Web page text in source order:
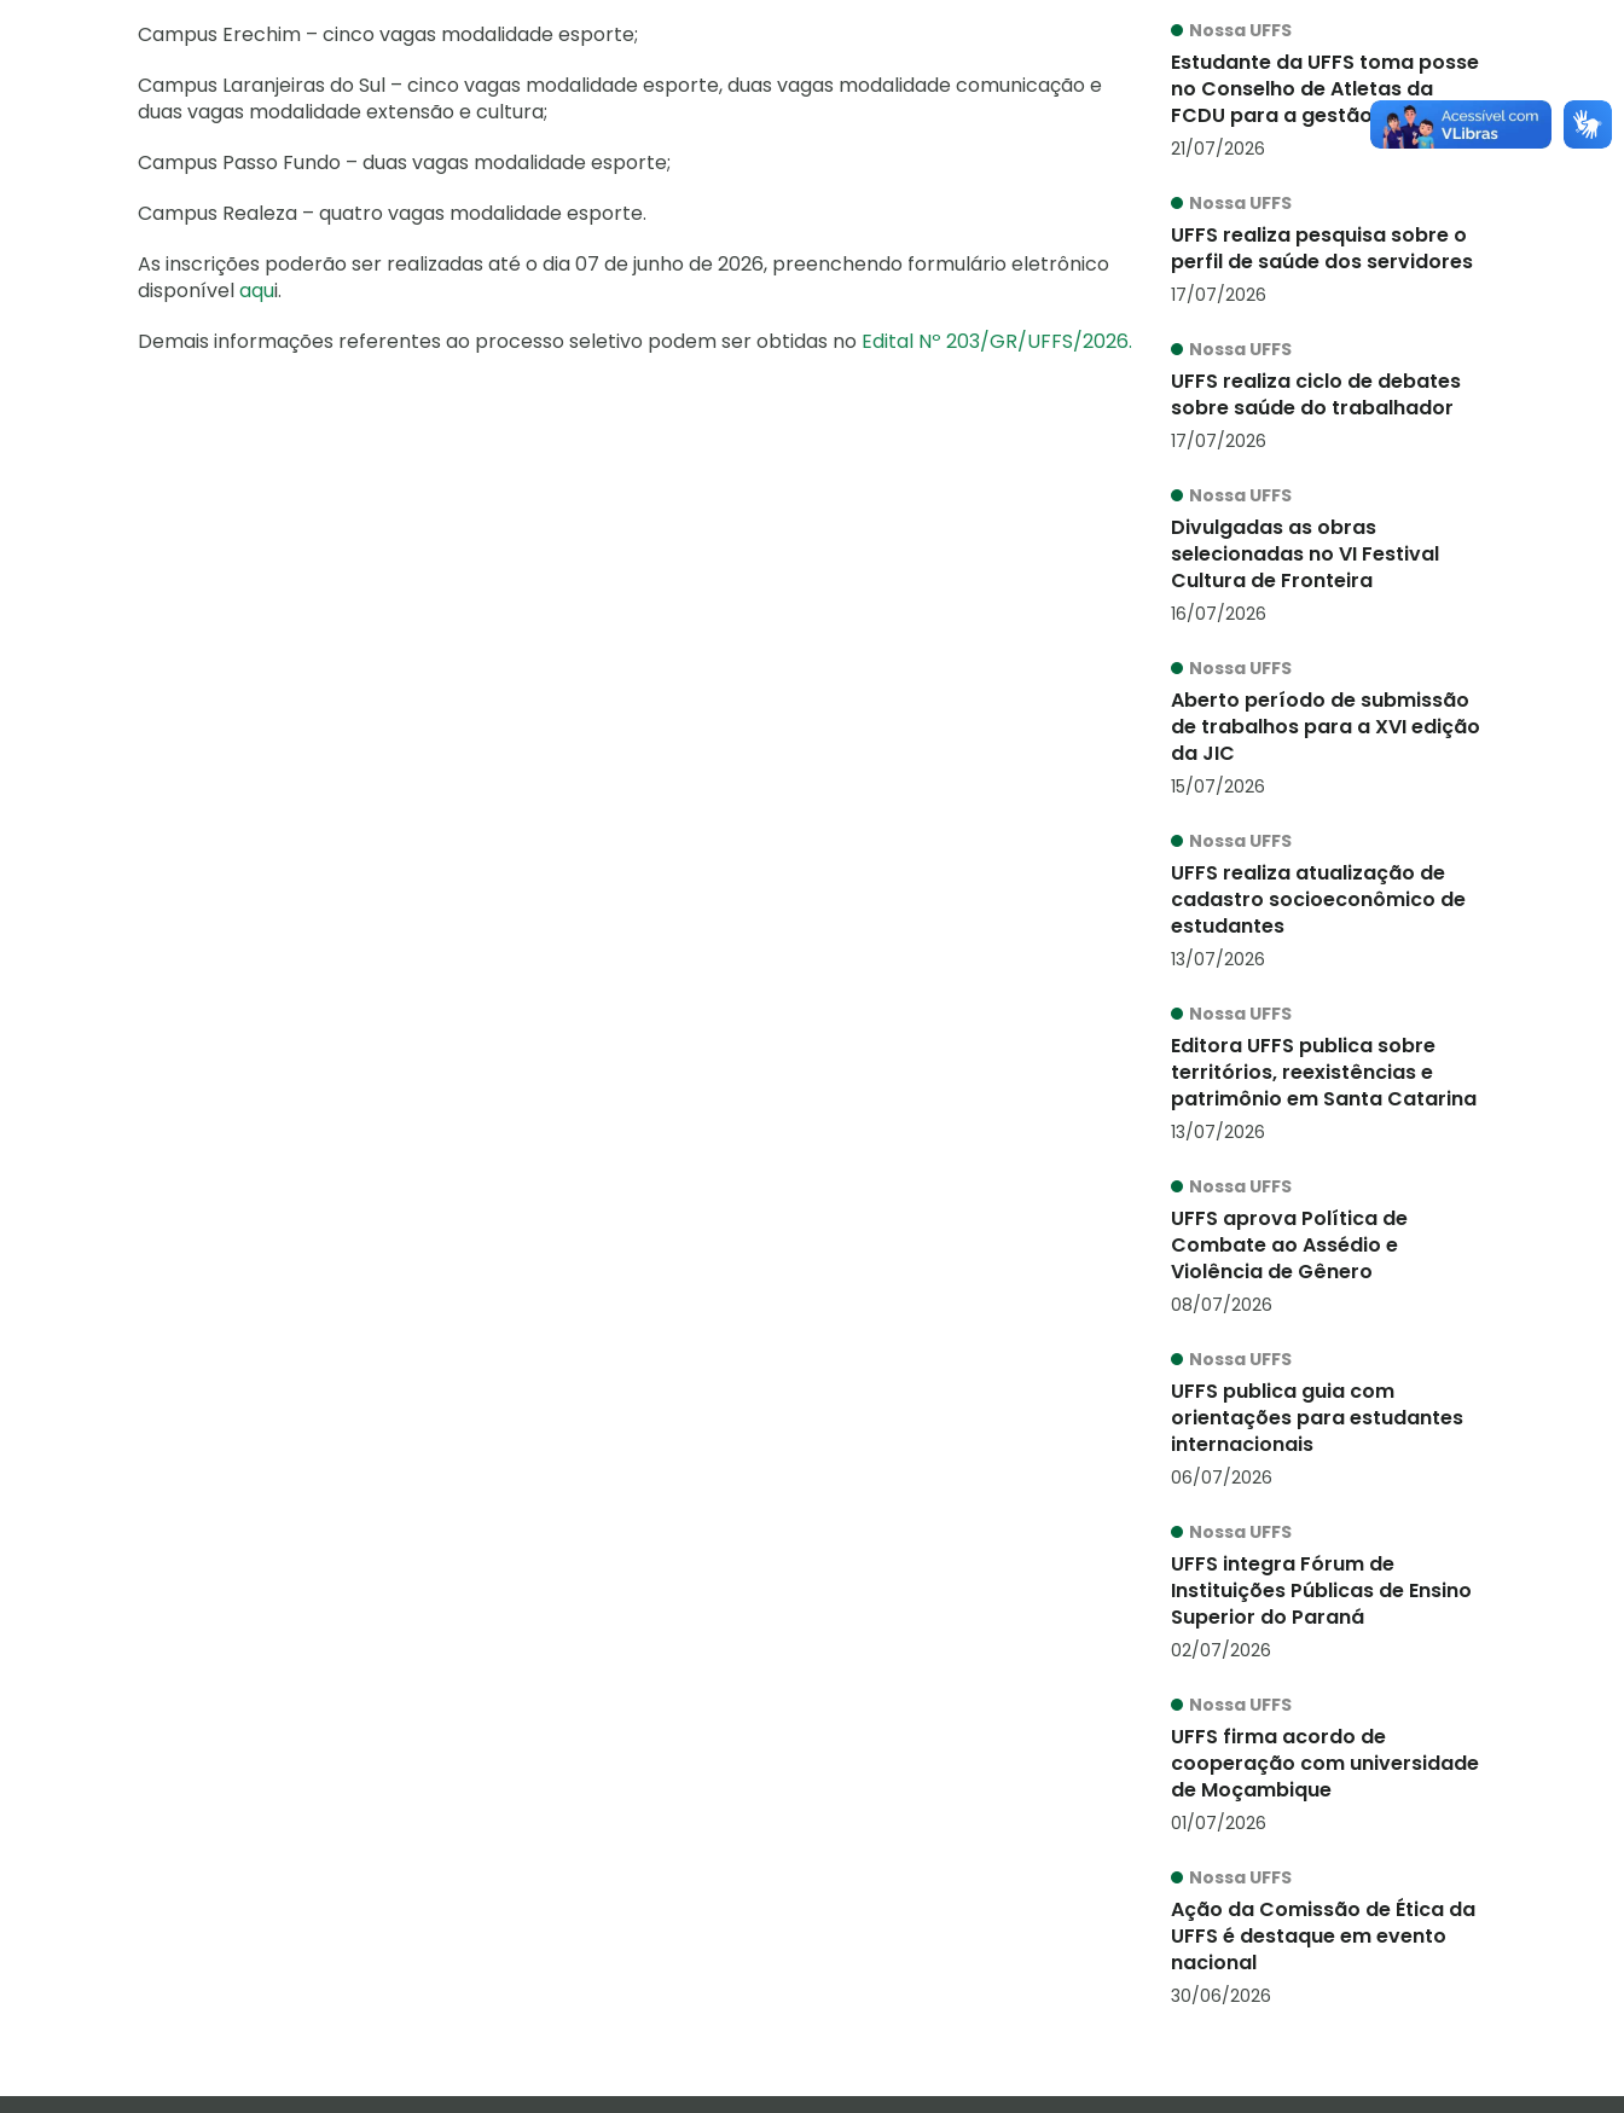
Campus Erechim – cinco vagas modalidade esporte;
Campus Laranjeiras do Sul – cinco vagas modalidade esporte, duas vagas modalidade comunicação e
duas vagas modalidade extensão e cultura;
Campus Passo Fundo – duas vagas modalidade esporte;
Campus Realeza – quatro vagas modalidade esporte.
As inscrições poderão ser realizadas até o dia 07 de junho de 2026, preenchendo formulário eletrônico
disponívelaqui.
Demais informações referentes ao processo seletivo podem ser obtidas no Edital Nº 203/GR/UFFS/2026.
Nossa UFFS
Estudante da UFFS toma posse
no Conselho de Atletas da
FCDU para a gestão 2026-
2027
21/07/2026
Nossa UFFS
UFFS realiza pesquisa sobre o
perfil de saúde dos servidores
17/07/2026
Nossa UFFS
UFFS realiza ciclo de debates
sobre saúde do trabalhador
17/07/2026
Nossa UFFS
Divulgadas as obras
selecionadas no VI Festival
Cultura de Fronteira
16/07/2026
Nossa UFFS
Aberto período de submissão
de trabalhos para a XVI edição
da JIC
15/07/2026
Nossa UFFS
UFFS realiza atualização de
cadastro socioeconômico de
estudantes
13/07/2026
Nossa UFFS
Editora UFFS publica sobre
territórios, reexistências e
patrimônio em Santa Catarina
13/07/2026
Nossa UFFS
UFFS aprova Política de
Combate ao Assédio e
Violência de Gênero
08/07/2026
Nossa UFFS
UFFS publica guia com
orientações para estudantes
internacionais
06/07/2026
Nossa UFFS
UFFS integra Fórum de
Instituições Públicas de Ensino
Superior do Paraná
02/07/2026
Nossa UFFS
UFFS firma acordo de
cooperação com universidade
de Moçambique
01/07/2026
Nossa UFFS
Ação da Comissão de Ética da
UFFS é destaque em evento
nacional
30/06/2026